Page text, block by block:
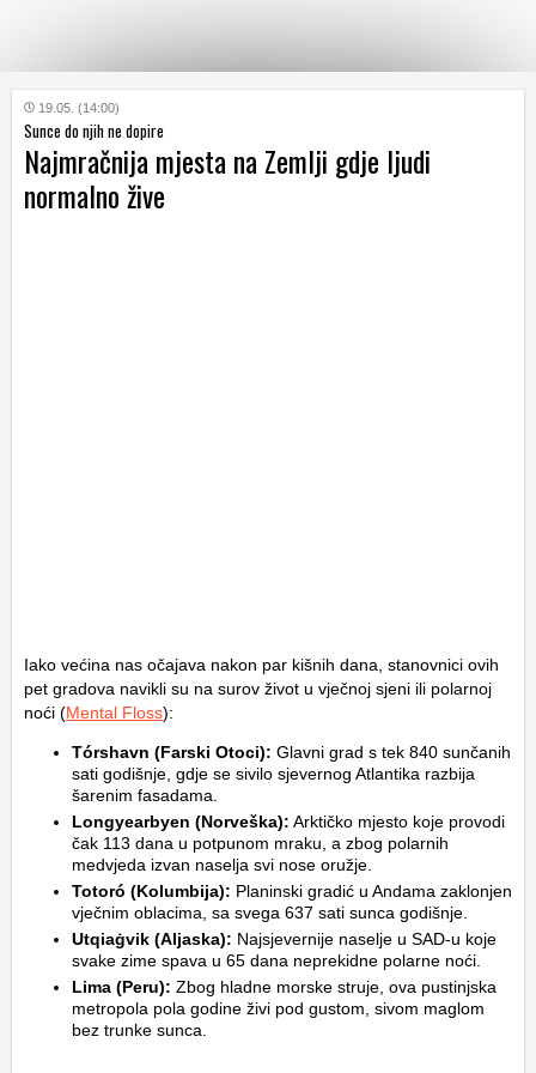
KATEGORIJE
HRVATSKI
WEB
19.05. (14:00)
Sunce do njih ne dopire
Najmračnija mjesta na Zemlji gdje ljudi
normalno žive
Iako većina nas očajava nakon par kišnih dana, stanovnici ovih
pet gradova navikli su na surov život u vječnoj sjeni ili polarnoj
noći (Mental Floss):
Tórshavn (Farski Otoci): Glavni grad s tek 840 sunčanih
sati godišnje, gdje se sivilo sjevernog Atlantika razbija
šarenim fasadama.
Longyearbyen (Norveška): Arktičko mjesto koje provodi
čak 113 dana u potpunom mraku, a zbog polarnih
medvjeda izvan naselja svi nose oružje.
Totoró (Kolumbija): Planinski gradić u Andama zaklonjen
vječnim oblacima, sa svega 637 sati sunca godišnje.
Utqiaġvik (Aljaska): Najsjevernije naselje u SAD-u koje
svake zime spava u 65 dana neprekidne polarne noći.
Lima (Peru): Zbog hladne morske struje, ova pustinjska
metropola pola godine živi pod gustom, sivom maglom
bez trunke sunca.